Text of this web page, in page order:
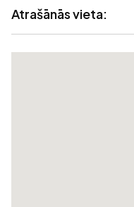
Atrašānās vieta: